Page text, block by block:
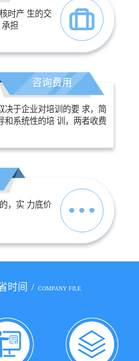
时产 生的交
担
咨询费用
决于企业对培训的要 求，简
和系统性的培 训，两者收费
，实 力底价
时间 / COMPANY FILE